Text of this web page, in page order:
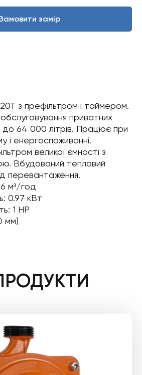
замір
з префільтром і таймером.
приватних
до 64 000 літрів. Працює при
і енергоспоживанні.
великої ємності з
Вбудований тепловий
перевантаження.
м³/год
0.97 кВт
1 НР
мм)